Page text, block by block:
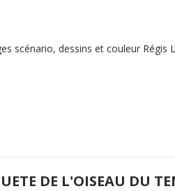
scénario, dessins et couleur Régis
DE L'OISEAU DU